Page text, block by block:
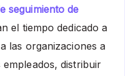
seguimiento de
el tiempo dedicado a
las organizaciones a
distribuir